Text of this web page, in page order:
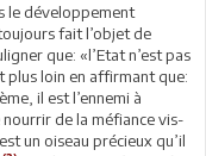
le développement
fait l’objet de
que: «l’Etat n’est pas
plus loin en affirmant que:
il est l’ennemi à
nourrir de la méfiance vis-
un oiseau précieux qu’il